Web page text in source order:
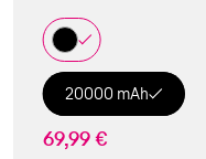
20000 mAh
69,99 €